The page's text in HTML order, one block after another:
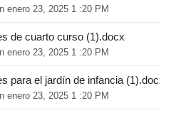
enero 23, 2025 1 :20 PM
de cuarto curso (1).docx
enero 23, 2025 1 :20 PM
para el jardín de infancia (1).docx
enero 23, 2025 1 :20 PM